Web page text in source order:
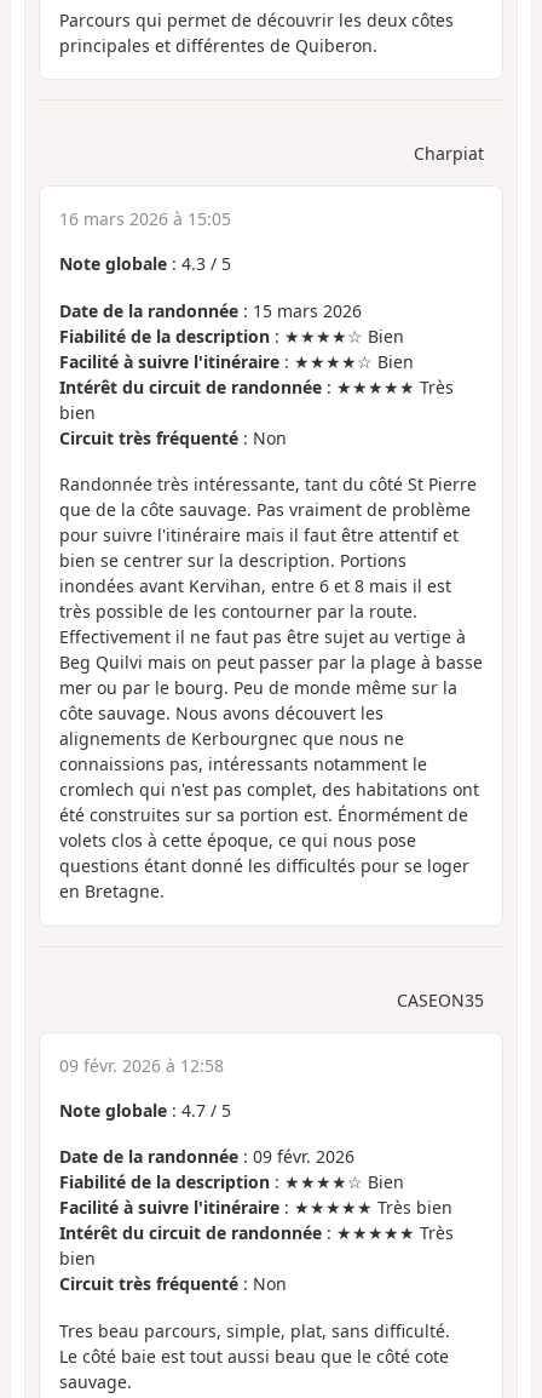
Parcours qui permet de découvrir les deux côtes
principales et différentes de Quiberon.
Charpiat
16 mars 2026 à 15:05
Note globale : 4.3 / 5
Date de la randonnée : 15 mars 2026
Fiabilité de la description : ★★★★☆ Bien
Facilité à suivre l'itinéraire : ★★★★☆ Bien
Intérêt du circuit de randonnée : ★★★★★ Très
bien
Circuit très fréquenté : Non
Randonnée très intéressante, tant du côté St Pierre
que de la côte sauvage. Pas vraiment de problème
pour suivre l'itinéraire mais il faut être attentif et
bien se centrer sur la description. Portions
inondées avant Kervihan, entre 6 et 8 mais il est
très possible de les contourner par la route.
Effectivement il ne faut pas être sujet au vertige à
Beg Quilvi mais on peut passer par la plage à basse
mer ou par le bourg. Peu de monde même sur la
côte sauvage. Nous avons découvert les
alignements de Kerbourgnec que nous ne
connaissions pas, intéressants notamment le
cromlech qui n'est pas complet, des habitations ont
été construites sur sa portion est. Énormément de
volets clos à cette époque, ce qui nous pose
questions étant donné les difficultés pour se loger
en Bretagne.
CASEON35
09 févr. 2026 à 12:58
Note globale : 4.7 / 5
Date de la randonnée : 09 févr. 2026
Fiabilité de la description : ★★★★☆ Bien
Facilité à suivre l'itinéraire : ★★★★★ Très bien
Intérêt du circuit de randonnée : ★★★★★ Très
bien
Circuit très fréquenté : Non
Tres beau parcours, simple, plat, sans difficulté.
Le côté baie est tout aussi beau que le côté cote
sauvage.